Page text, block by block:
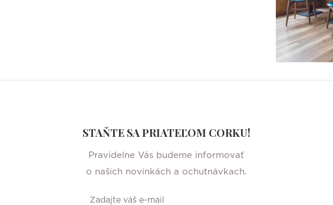
STAŇTE SA PRIATEĽOM CORKU!
Pravidelne Vás budeme informovať
o našich novinkách a ochutnávkach.